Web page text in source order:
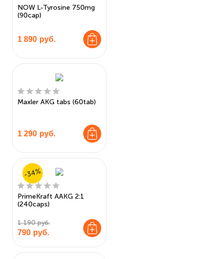
NOW L-Tyrosine 750mg
(90cap)
1 890 руб.
Maxler AKG tabs (60tab)
1 290 руб.
PrimeKraft AAKG 2:1
(240caps)
1 190 руб.
790 руб.
-34%